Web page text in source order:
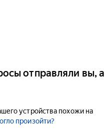
отправляли вы, а
устройства похожи на
произойти?